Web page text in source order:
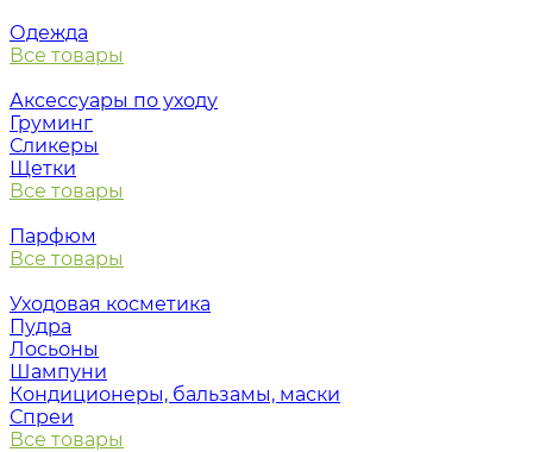
Одежда
Все товары
Аксессуары по уходу
Груминг
Сликеры
Щетки
Все товары
Парфюм
Все товары
Уходовая косметика
Пудра
Лосьоны
Шампуни
Кондиционеры, бальзамы, маски
Спреи
Все товары